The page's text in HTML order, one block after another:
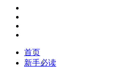
首页
新手必读